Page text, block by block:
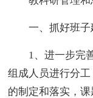
一、抓好班子
1、进一步完
组成人员进行分
的制定和落实，